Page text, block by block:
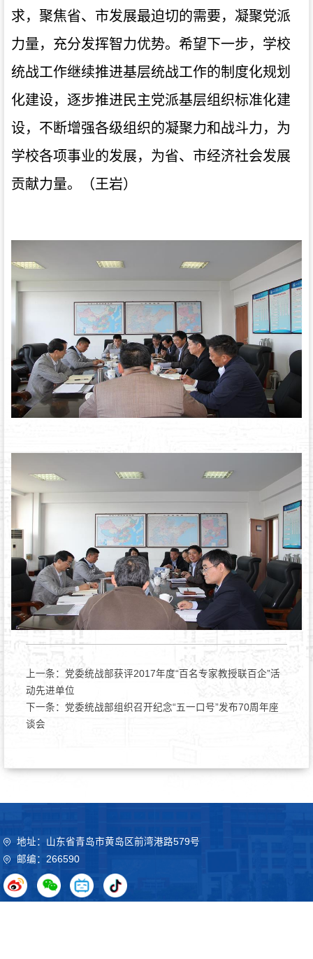
求，聚焦省、市发展最迫切的需要，凝聚党派
力量，充分发挥智力优势。希望下一步，学校
统战工作继续推进基层统战工作的制度化规划
化建设，逐步推进民主党派基层组织标准化建
设，不断增强各级组织的凝聚力和战斗力，为
学校各项事业的发展，为省、市经济社会发展
贡献力量。（王岩）
上一条： 党委统战部获评2017年度“百名专家教授联百企”活
动先进单位
下一条： 党委统战部组织召开纪念“五一口号”发布70周年座
谈会
地址：山东省青岛市黄岛区前湾港路579号
邮编：266590